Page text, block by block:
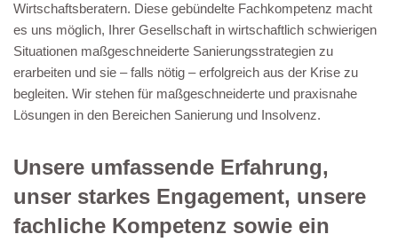
Wirtschaftsberatern. Diese gebündelte Fachkompetenz macht
es uns möglich, Ihrer Gesellschaft in wirtschaftlich schwierigen
Situationen maßgeschneiderte Sanierungsstrategien zu
erarbeiten und sie – falls nötig – erfolgreich aus der Krise zu
begleiten. Wir stehen für maßgeschneiderte und praxisnahe
Lösungen in den Bereichen Sanierung und Insolvenz.
Unsere umfassende Erfahrung,
unser starkes Engagement, unsere
fachliche Kompetenz sowie ein